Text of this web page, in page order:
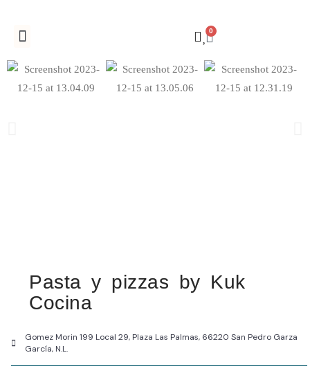
0
Pasta y pizzas by Kuk
Cocina
Gomez Morin 199 Local 29, Plaza Las Palmas, 66220 San Pedro Garza
García, N.L.